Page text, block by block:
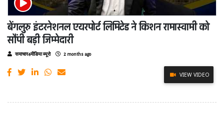
बेंगलुरु इंटरनेशनल एयरपोर्ट लिमिटेड ने किशन रामास्वामी को
सौंपी बड़ी जिम्मेदारी
समाचार4मीडिया ब्यूरो 2 months ago
VIEW VIDEO